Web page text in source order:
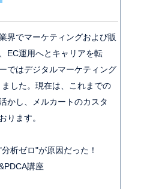
界でマーケティングおよび販
EC運用へとキャリアを転
ではデジタルマーケティング
した。​現在は、これまでの
かし、メルカートのカスタ
ります。
析ゼロ"が原因だった！
講座